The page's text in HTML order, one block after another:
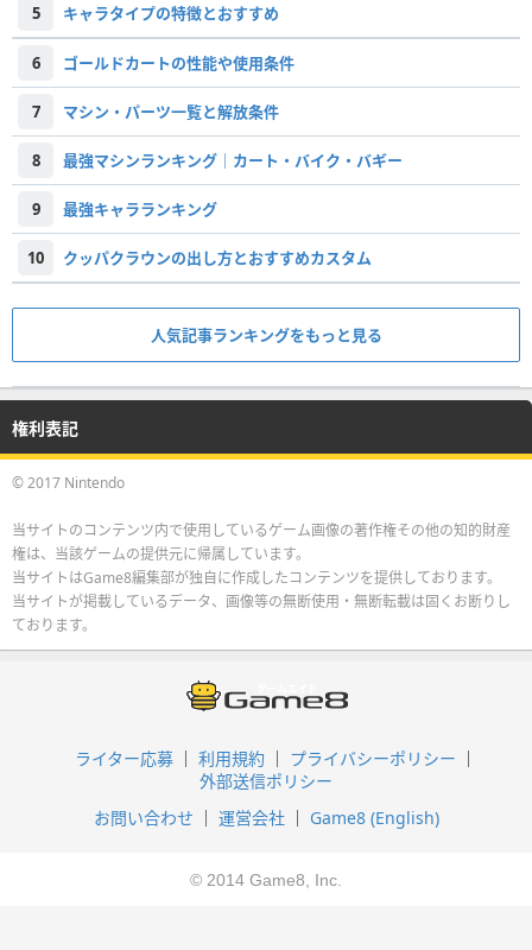
5 キャラタイプの特徴とおすすめ
6 ゴールドカートの性能や使用条件
7 マシン・パーツ一覧と解放条件
8 最強マシンランキング｜カート・バイク・バギー
9 最強キャラランキング
10 クッパクラウンの出し方とおすすめカスタム
人気記事ランキングをもっと見る
権利表記
© 2017 Nintendo
当サイトのコンテンツ内で使用しているゲーム画像の著作権その他の知的財産
権は、当該ゲームの提供元に帰属しています。
当サイトはGame8編集部が独自に作成したコンテンツを提供しております。
当サイトが掲載しているデータ、画像等の無断使用・無断転載は固くお断りし
ております。
ライター応募 利用規約
プライバシーポリシー
外部送信ポリシー
お問い合わせ
運営会社 Game8 (English)
© 2014 Game8, Inc.